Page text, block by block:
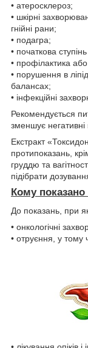
• атеросклероз;
• шкірні
гнійні рани;
• подагра;
• початкова
• профілактика
• порушення в
балансах;
• інфекційні
Рекомендується
зменшує негативні
Екстракт
протипоказань,
груддю та
підібрати
Кому показано
До показань, при
• онкологічні
• отруєння, у тому